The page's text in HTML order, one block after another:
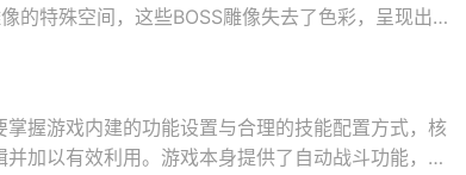
的特殊空间，这些BOSS雕像失去了色彩，呈现出
握游戏内建的功能设置与合理的技能配置方式，核
加以有效利用。游戏本身提供了自动战斗功能，开